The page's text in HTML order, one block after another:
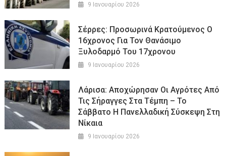
9 Ιανουαρίου 2026
Σέρρες: Προσωρινά Κρατούμενος Ο
16χρονος Για Τον Θανάσιμο
Ξυλοδαρμό Του 17χρονου
9 Ιανουαρίου 2026
Λάρισα: Αποχώρησαν Οι Αγρότες Από
Τις Σήραγγες Στα Τέμπη – Το
Σάββατο Η Πανελλαδική Σύσκεψη Στη
Νίκαια
9 Ιανουαρίου 2026